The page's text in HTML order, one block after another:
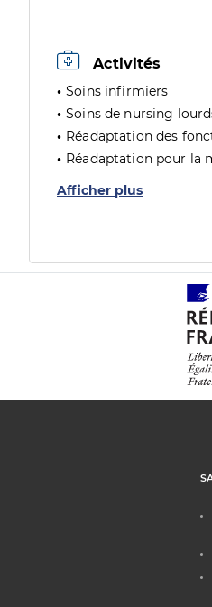
Activités
Soins infirmiers
Soins de nursing
Réadaptation des
Réadaptation pour la
Afficher plus